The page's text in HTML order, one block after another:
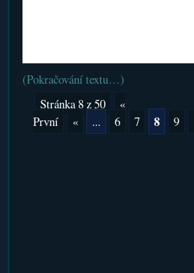
(Pokračování textu…)
Stránka 8 z 50
«
První
« ... 6 7 8 9